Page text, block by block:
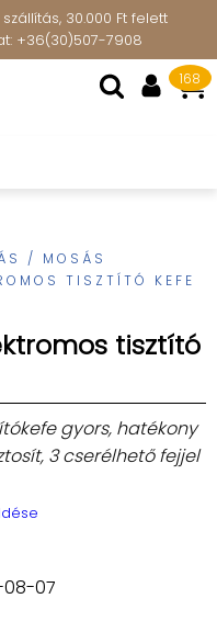
30.000 Ft felett
+36(30)507-7908
168
/ MOSÁS
TISZTÍTÓ KEFE
tisztító
gyors, hatékony
3 cserélhető fejjel
08-07